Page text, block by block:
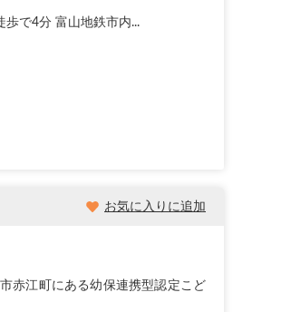
で4分 富山地鉄市内...
お気に入りに追加
赤江町にある幼保連携型認定こど